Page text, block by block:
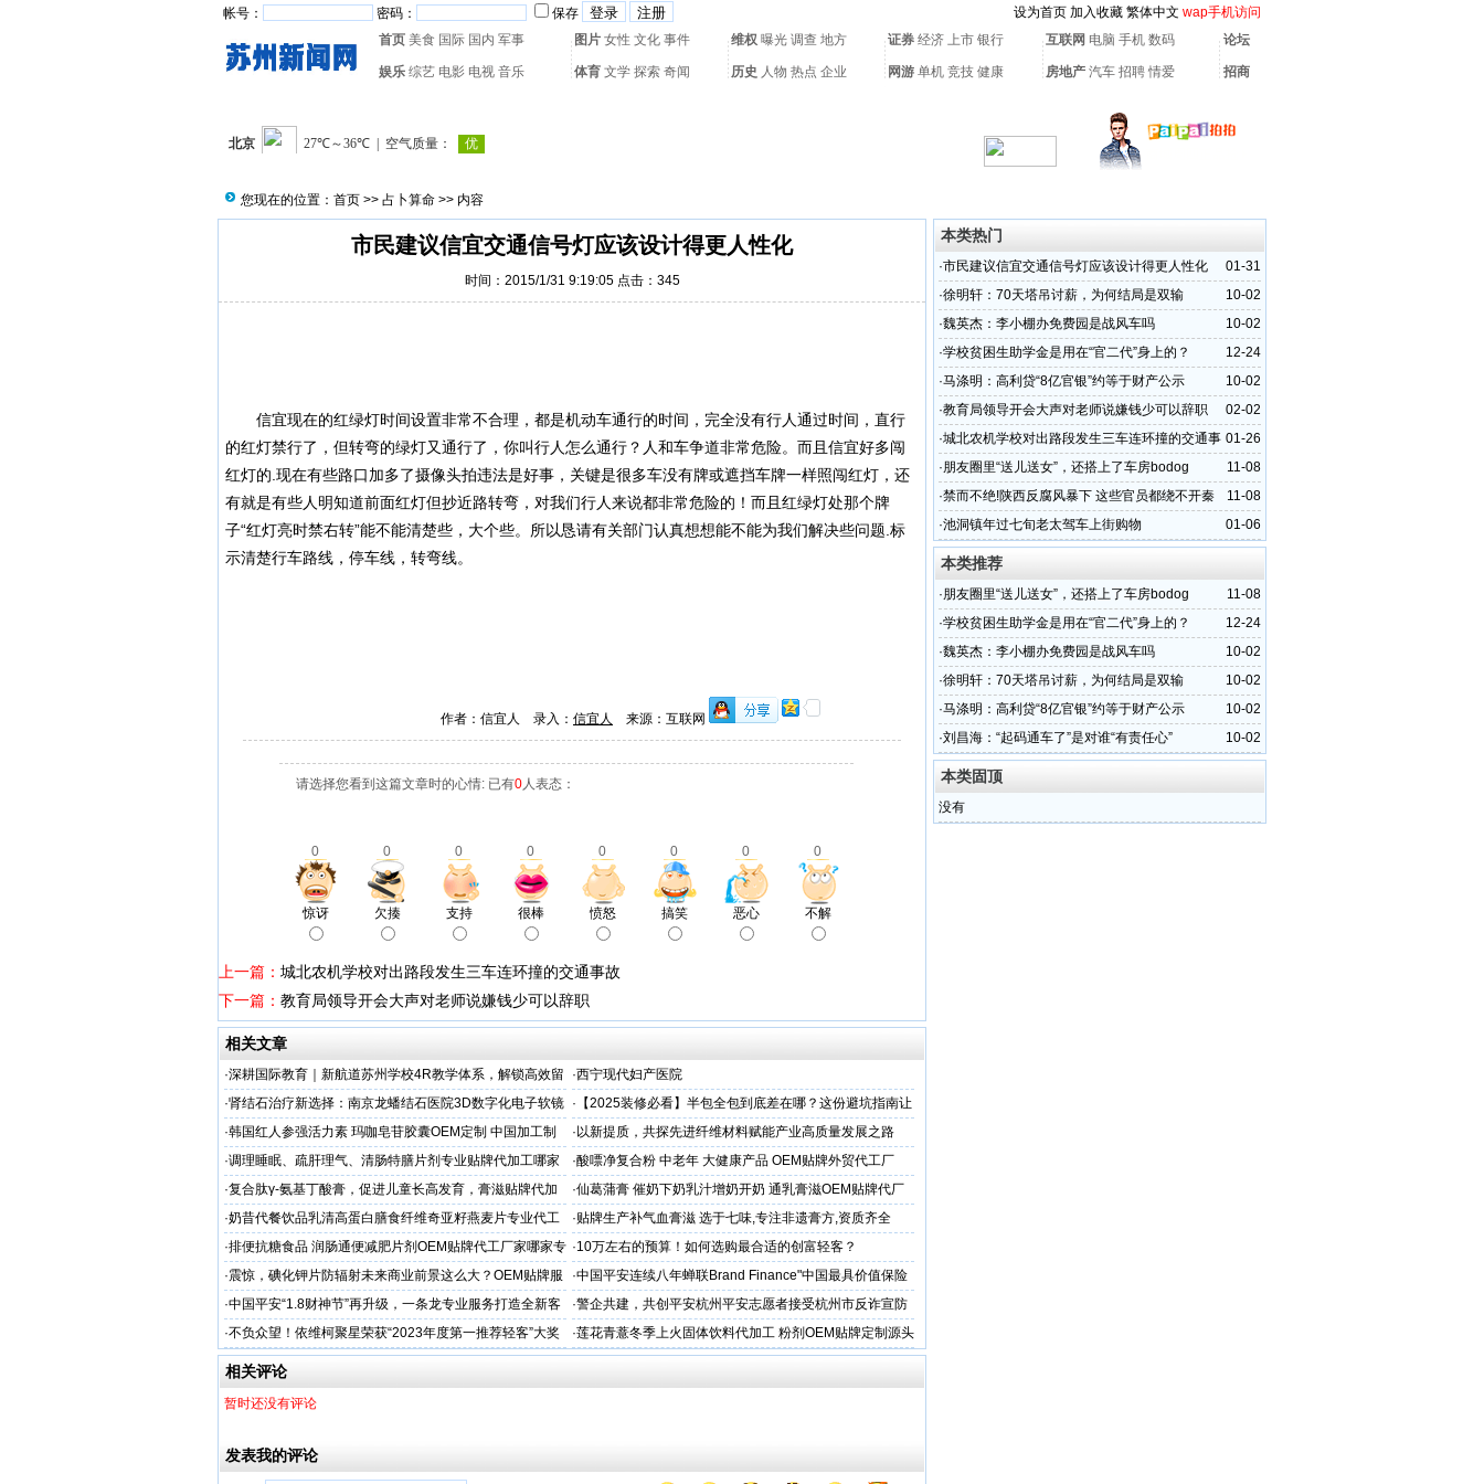
帐号： 密码： 保存 设为首页 加入收藏 繁体中文 wap手机访问
首页 美食 国际 国内 军事 图片 女性 文化 事件 维权 曝光 调查 地方 证券 经济 上市 银行 互联网 电脑 手机 数码 论坛
娱乐 综艺 电影 电视 音乐 体育 文学 探索 奇闻 历史 人物 热点 企业 网游 单机 竞技 健康 房地产 汽车 招聘 情爱 招商
您现在的位置： 首页 >> 占卜算命 >> 内容
市民建议信宜交通信号灯应该设计得更人性化
时间：2015/1/31 9:19:05 点击： 345
信宜现在的红绿灯时间设置非常不合理，都是机动车通行的时间，完全没有行人通过时间，直行
的红灯禁行了，但转弯的绿灯又通行了，你叫行人怎么通行？人和车争道非常危险。而且信宜好多闯
红灯的.现在有些路口加多了摄像头拍违法是好事，关键是很多车没有牌或遮挡车牌一样照闯红灯，还
有就是有些人明知道前面红灯但抄近路转弯，对我们行人来说都非常危险的！而且红绿灯处那个牌
子“红灯亮时禁右转”能不能清楚些，大个些。所以恳请有关部门认真想想能不能为我们解决些问题.标
示清楚行车路线，停车线，转弯线。
作者：信宜人 录入： 信宜人 来源：互联网
请选择您看到这篇文章时的心情: 已有0人表态：
0 0 0 0 0 0 0 0
惊讶 欠揍 支持 很棒 愤怒 搞笑 恶心 不解
上一篇： 城北农机学校对出路段发生三车连环撞的交通事故
下一篇： 教育局领导开会大声对老师说嫌钱少可以辞职
相关文章
·深耕国际教育｜新航道苏州学校4R教学体系，解锁高效留
学备考之路
·西宁现代妇产医院
·肾结石治疗新选择：南京龙蟠结石医院3D数字化电子软镜
保肾取石术
· 【2025装修必看】半包全包到底差在哪？这份避坑指南让
你省下3万冤枉钱！
·韩国红人参强活力素 玛咖皂苷胶囊OEM定制 中国加工制
造商
· 以新提质，共探先进纤维材料赋能产业高质量发展之路
·调理睡眠、疏肝理气、清肠特膳片剂专业贴牌代加工哪家
专业
·酸嘌净复合粉 中老年 大健康产品 OEM贴牌外贸代工厂
·复合肽γ-氨基丁酸膏，促进儿童长高发育，膏滋贴牌代加
工厂家
·仙葛蒲膏 催奶下奶乳汁增奶开奶 通乳膏滋OEM贴牌代厂
家
·奶昔代餐饮品乳清高蛋白膳食纤维奇亚籽燕麦片专业代工
厂家
·贴牌生产补气血膏滋 选于七味,专注非遗膏方,资质齐全
·排便抗糖食品 润肠通便减肥片剂OEM贴牌代工厂家哪家专
业
·10万左右的预算！如何选购最合适的创富轻客？
·震惊，碘化钾片防辐射未来商业前景这么大？OEM贴牌服
务商
·中国平安连续八年蝉联Brand Finance"中国最具价值保险
品牌"
·中国平安“1.8财神节”再升级，一条龙专业服务打造全新客
户体验
·警企共建，共创平安杭州平安志愿者接受杭州市反诈宣防
人才专项培训
·不负众望！依维柯聚星荣获“2023年度第一推荐轻客”大奖 ·莲花青薏冬季上火固体饮料代加工 粉剂OEM贴牌定制源头
工厂
相关评论
暂时还没有评论
发表我的评论
本类热门
01-31
·市民建议信宜交通信号灯应该设计得更人性化
10-02
·徐明轩：70天塔吊讨薪，为何结局是双输
10-02
·魏英杰：李小棚办免费园是战风车吗
12-24
·学校贫困生助学金是用在“官二代”身上的？
10-02
·马涤明：高利贷“8亿官银”约等于财产公示
02-02
·教育局领导开会大声对老师说嫌钱少可以辞职
01-26
·城北农机学校对出路段发生三车连环撞的交通事
故
11-08
·朋友圈里“送儿送女”，还搭上了车房bodog
11-08
·禁而不绝!陕西反腐风暴下 这些官员都绕不开秦
岭扑克之星
01-06
·池洞镇年过七旬老太驾车上街购物
本类推荐
11-08
·朋友圈里“送儿送女”，还搭上了车房bodog
12-24
·学校贫困生助学金是用在“官二代”身上的？
10-02
·魏英杰：李小棚办免费园是战风车吗
10-02
·徐明轩：70天塔吊讨薪，为何结局是双输
10-02
·马涤明：高利贷“8亿官银”约等于财产公示
10-02
·刘昌海：“起码通车了”是对谁“有责任心”
本类固顶
没有